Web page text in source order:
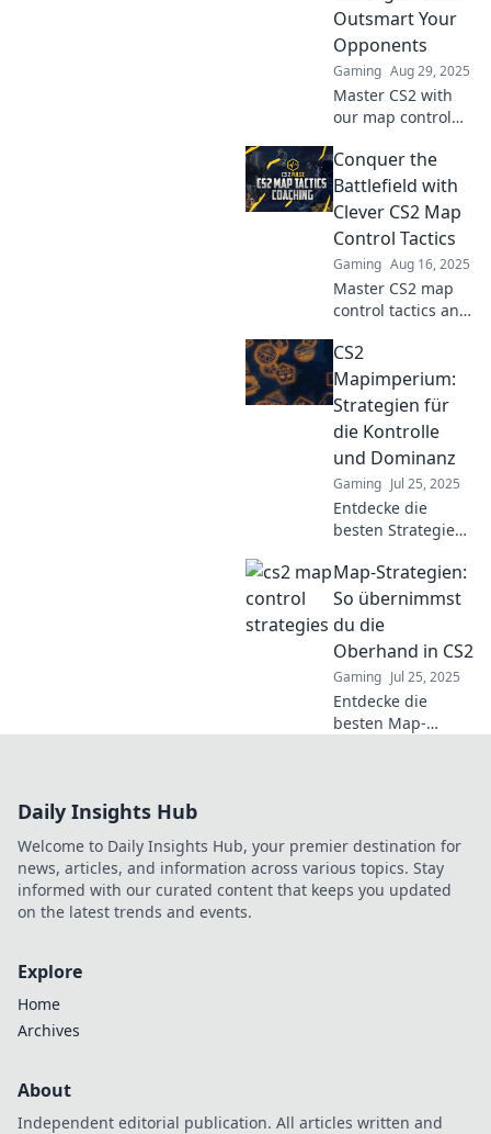
next level.
Outsmart Your
Opponents
Gaming Aug 29, 2025
Master CS2 with
our map control
Outsmart your
opponents and
dominate every
match like a pro!
Conquer the
Battlefield with
Clever CS2 Map
Control Tactics
Gaming Aug 16, 2025
Master CS2 map
control tactics and
battlefield—
unleash your full
potential and
outsmart your
enemies now!
CS2
Mapimperium:
Strategien für
die Kontrolle
und Dominanz
Gaming Jul 25, 2025
Entdecke die
besten Strategien
Dominanz in CS2.
Werde zum
Kartenkönig und
Gegner!
Map-Strategien:
So übernimmst
du die
Oberhand in CS2
Gaming Jul 25, 2025
Entdecke die
besten Map-
gewinnen.
Daily Insights Hub
Welcome to Daily Insights Hub, your premier destination for
news, articles, and information across various topics. Stay
informed with our curated content that keeps you updated
on the latest trends and events.
Explore
Home
Archives
About
Independent editorial publication. All articles written and